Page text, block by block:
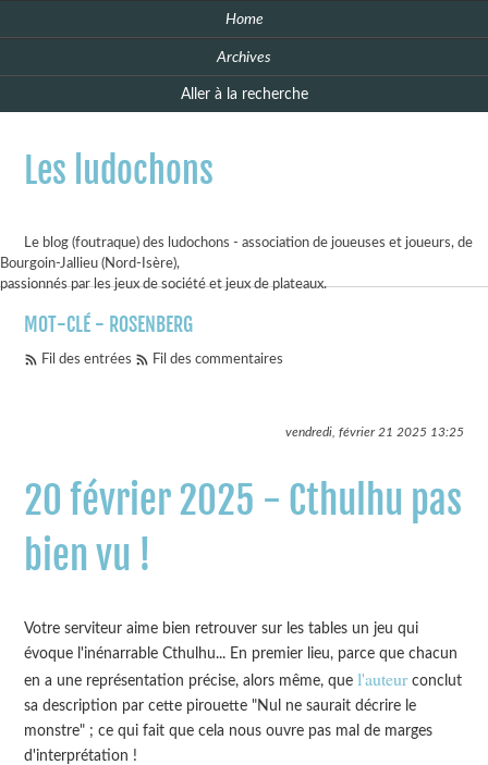
Home
Archives
Aller à la recherche
Les ludochons
Le blog (foutraque) des ludochons - association de joueuses et joueurs, de
Bourgoin-Jallieu (Nord-Isère),
passionnés par les jeux de société et jeux de plateaux.
MOT-CLÉ - ROSENBERG
Fil des entrées Fil des commentaires
vendredi, février 21 202513:25
20 février 2025 - Cthulhu pas
bien vu !
Votre serviteur aime bien retrouver sur les tables un jeu qui
évoque l'inénarrable Cthulhu... En premier lieu, parce que chacun
en a une représentation précise, alors même, quel'auteur conclut
sa description par cette pirouette "Nul ne saurait décrire le
monstre" ; ce qui fait que cela nous ouvre pas mal de marges
d'interprétation !